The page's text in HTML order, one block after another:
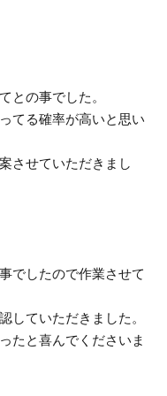
との事でした。
てる確率が高いと思い
させていただきまし
でしたので作業させて
していただきました。
たと喜んでくださいま